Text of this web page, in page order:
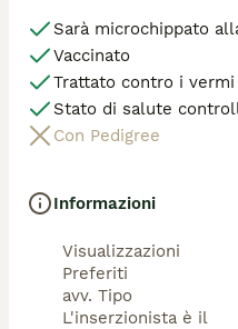
Sarà microchippato
Vaccinato
Trattato contro i vermi
Stato di salute
Con Pedigree
Informazioni
Visualizzazioni
Preferiti
avv. Tipo
L'inserzionista è il